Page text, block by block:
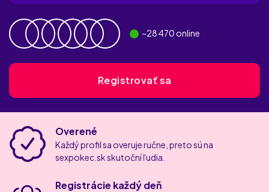
~28 470 online
Registrovať sa
Overené
Každý profil sa overuje ručne, preto sú na
sexpokec.sk skutoční ľudia.
Registrácie každý deň